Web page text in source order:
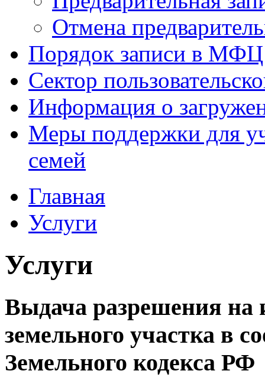
Отмена
Порядок записи в МФЦ
Сектор
Информация о
Меры поддержки для
семей
Главная
Услуги
Услуги
Выдача разрешения на
земельного участка в
Земельного кодекса РФ